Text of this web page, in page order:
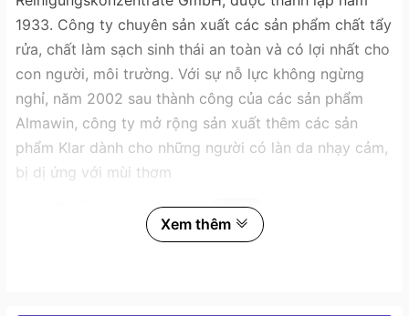
1933. Công ty chuyên sản xuất các sản phẩm chất tẩy
rửa, chất làm sạch sinh thái an toàn và có lợi nhất cho
con người, môi trường. Với sự nỗ lực không ngừng
nghỉ, năm 2002 sau thành công của các sản phẩm
Almawin, công ty mở rộng sản xuất thêm các sản
phẩm Klar dành cho những người có làn da nhạy cảm,
bị dị ứng với mùi thơm
Xem thêm